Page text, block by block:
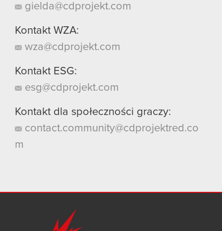
gielda@cdprojekt.com
Kontakt WZA:
wza@cdprojekt.com
Kontakt ESG:
esg@cdprojekt.com
Kontakt dla społeczności graczy:
contact.community@cdprojektred.co
m